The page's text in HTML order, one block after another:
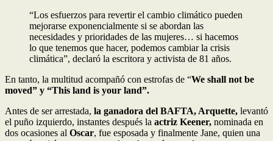
“Los esfuerzos para revertir el cambio climático pueden
mejorarse exponencialmente si se abordan las
necesidades y prioridades de las mujeres… si hacemos
lo que tenemos que hacer, podemos cambiar la crisis
climática”, declaró la escritora y activista de 81 años.
En tanto, la multitud acompañó con estrofas de “We shall not be
moved” y “This land is your land”.
Antes de ser arrestada, la ganadora del BAFTA, Arquette, levantó
el puño izquierdo, instantes después la actriz Keener, nominada en
dos ocasiones al Oscar, fue esposada y finalmente Jane, quien una